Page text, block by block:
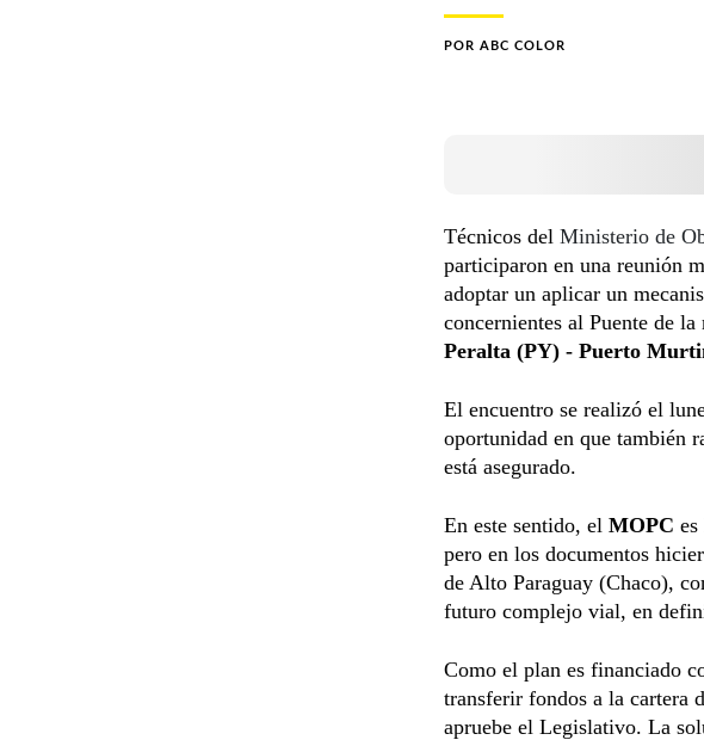
POR ABC COLOR
Técnicos del Ministerio de
participaron en una reunión
adoptar un aplicar un
concernientes al Puente de
Peralta (PY) - Puerto
El encuentro se realizó el
oportunidad en que también
está asegurado.
En este sentido, el MOPC
pero en los documentos
de Alto Paraguay (Chaco),
futuro complejo vial, en
Como el plan es financiado
transferir fondos a la cartera
apruebe el Legislativo. La